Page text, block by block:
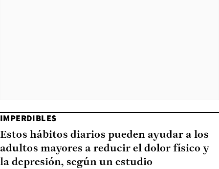
IMPERDIBLES
Estos hábitos diarios pueden ayudar a los
adultos mayores a reducir el dolor físico y
la depresión, según un estudio